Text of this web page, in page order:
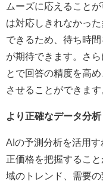
ムーズに応えること
は対応しきれなかっ
できるため、待ち時
が期待できます。さ
とで回答の精度を高
させることができます
より正確なデータ分析
AIの予測分析を活用
正価格を把握するこ
域のトレンド、需要